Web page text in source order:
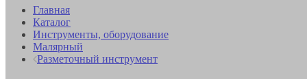
Главная
Каталог
Инструменты, оборудование
Малярный
Разметочный инструмент